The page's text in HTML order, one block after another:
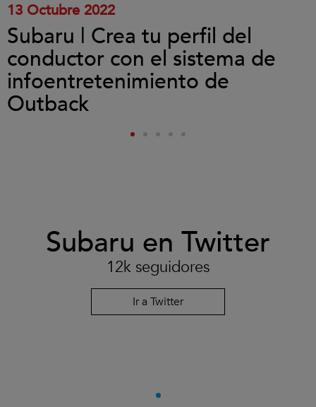
13 Octubre 2022
Subaru | Crea tu perfil del
conductor con el sistema de
infoentretenimiento de
Outback
Subaru en Twitter
12k seguidores
Ir a Twitter